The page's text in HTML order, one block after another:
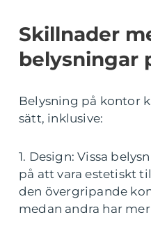
Skillnader
belysningar
Belysning på kontor
sätt, inklusive:
1. Design: Vissa
på att vara estetiskt
den övergripande
medan andra har